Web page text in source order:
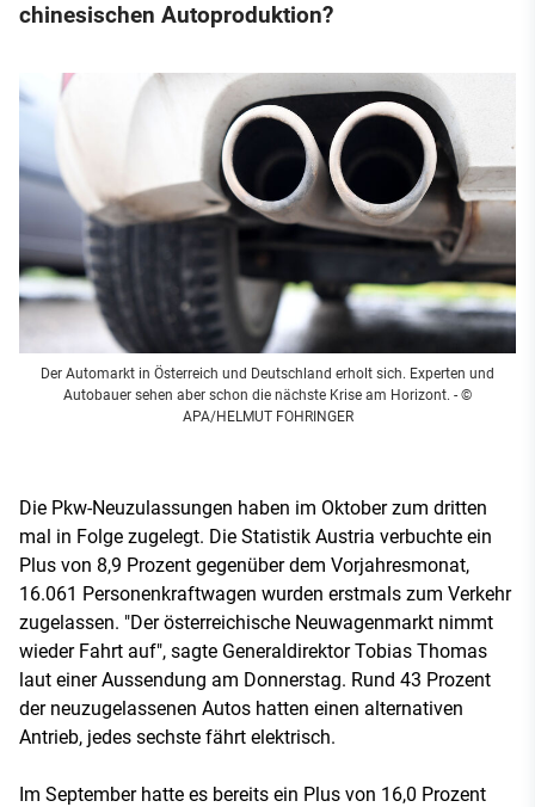
chinesischen Autoproduktion?
Der Automarkt in Österreich und Deutschland erholt sich. Experten und
Autobauer sehen aber schon die nächste Krise am Horizont. - ©
APA/HELMUT FOHRINGER
Die Pkw-Neuzulassungen haben im Oktober zum dritten
mal in Folge zugelegt. Die Statistik Austria verbuchte ein
Plus von 8,9 Prozent gegenüber dem Vorjahresmonat,
16.061 Personenkraftwagen wurden erstmals zum Verkehr
zugelassen. "Der österreichische Neuwagenmarkt nimmt
wieder Fahrt auf", sagte Generaldirektor Tobias Thomas
laut einer Aussendung am Donnerstag. Rund 43 Prozent
der neuzugelassenen Autos hatten einen alternativen
Antrieb, jedes sechste fährt elektrisch.
Im September hatte es bereits ein Plus von 16,0 Prozent